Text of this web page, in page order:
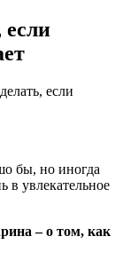
если
бы, но иногда
увлекательное
– о том, как